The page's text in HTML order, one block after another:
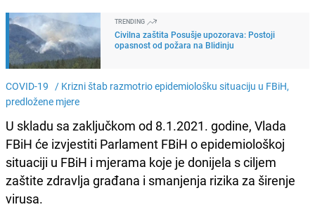
TRENDING
Civilna zaštita Posušje upozorava: Postoji
opasnost od požara na Blidinju
COVID-19 / Krizni štab razmotrio epidemiološku situaciju u FBiH,
predložene mjere
U skladu sa zaključkom od 8.1.2021. godine, Vlada
FBiH će izvjestiti Parlament FBiH o epidemiološkoj
situaciji u FBiH i mjerama koje je donijela s ciljem
zaštite zdravlja građana i smanjenja rizika za širenje
virusa.